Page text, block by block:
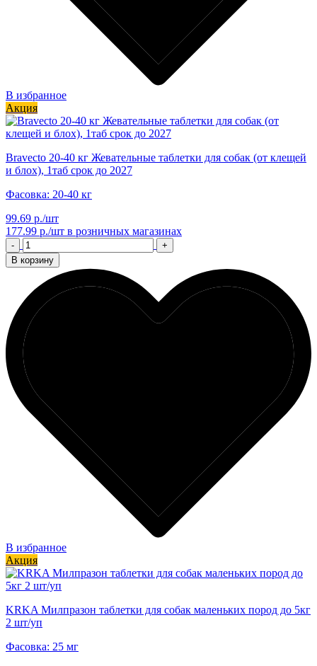
В избранное
Акция
Bravecto 20-40 кг Жевательные таблетки для собак (от клещей
и блох), 1таб срок до 2027
Фасовка: 20-40 кг
99.69 р./шт
177.99 р./шт в розничных магазинах
-
+
В корзину
В избранное
Акция
KRKA Милпразон таблетки для собак маленьких пород до 5кг
2 шт/уп
Фасовка: 25 мг